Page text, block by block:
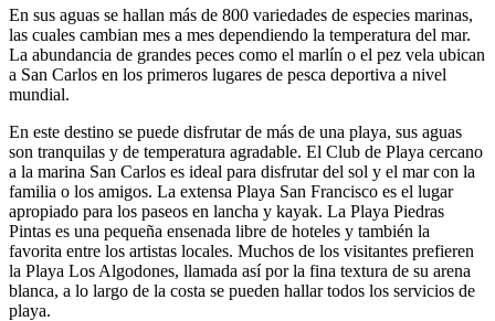
En sus aguas se hallan más de 800 variedades de especies marinas,
las cuales cambian mes a mes dependiendo la temperatura del mar.
La abundancia de grandes peces como el marlín o el pez vela ubican
a San Carlos en los primeros lugares de pesca deportiva a nivel
mundial.
En este destino se puede disfrutar de más de una playa, sus aguas
son tranquilas y de temperatura agradable. El Club de Playa cercano
a la marina San Carlos es ideal para disfrutar del sol y el mar con la
familia o los amigos. La extensa Playa San Francisco es el lugar
apropiado para los paseos en lancha y kayak. La Playa Piedras
Pintas es una pequeña ensenada libre de hoteles y también la
favorita entre los artistas locales. Muchos de los visitantes prefieren
la Playa Los Algodones, llamada así por la fina textura de su arena
blanca, a lo largo de la costa se pueden hallar todos los servicios de
playa.